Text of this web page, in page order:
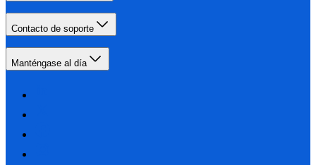
Contacto de soporte
Manténgase al día